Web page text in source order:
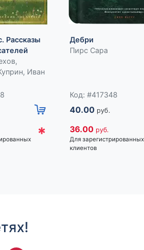
Рассказы
Иван
*
Дебри
Пирс Сара
Код: #417348
40.00 руб.
36.00 руб.
Для зарегистрированных
клиентов